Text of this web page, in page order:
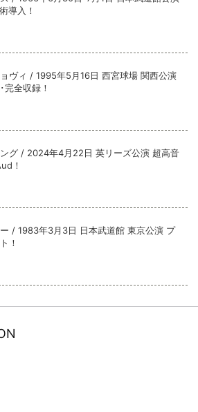
導入！
ヴィ / 1995年5月16日 西宮球場 関西公演
完全収録！
グ / 2024年4月22日 英リーズ公演 超高音
！
/ 1983年3月3日 日本武道館 東京公演 プ
！